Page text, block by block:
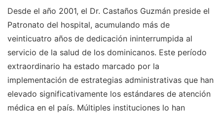
Desde el año 2001, el Dr. Castaños Guzmán preside el
Patronato del hospital, acumulando más de
veinticuatro años de dedicación ininterrumpida al
servicio de la salud de los dominicanos. Este período
extraordinario ha estado marcado por la
implementación de estrategias administrativas que han
elevado significativamente los estándares de atención
médica en el país. Múltiples instituciones lo han